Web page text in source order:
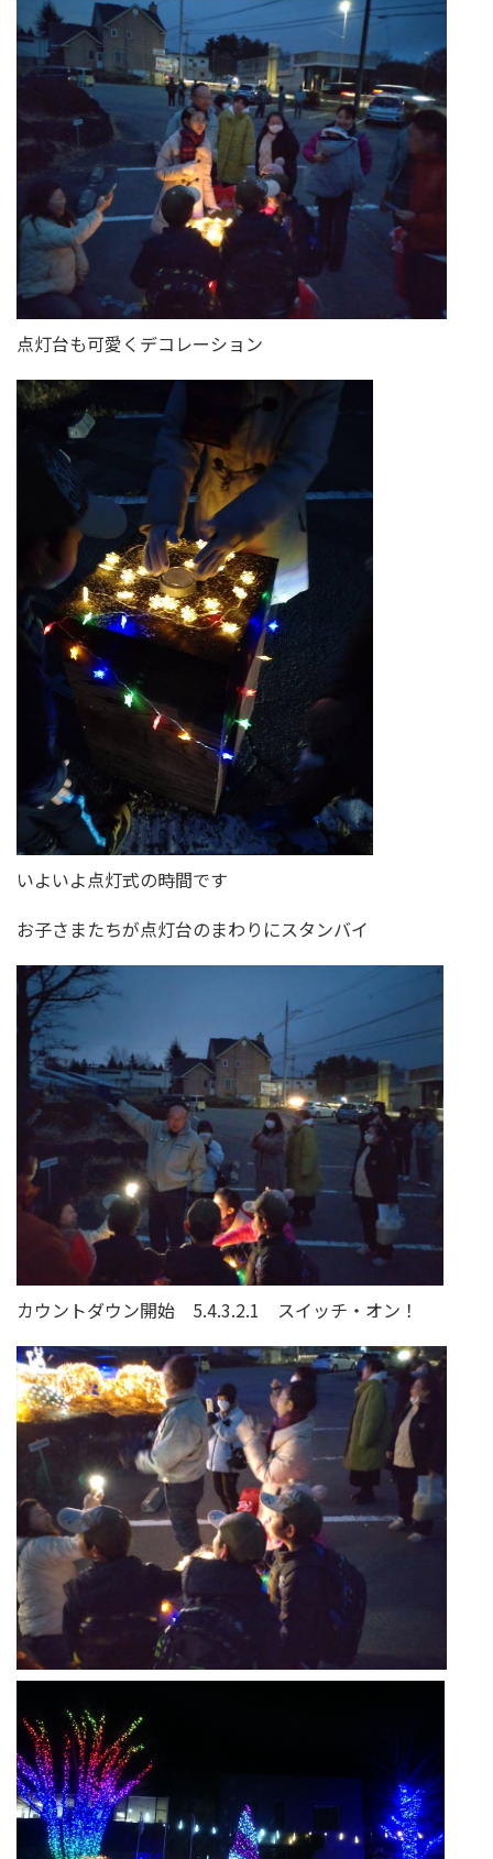
点灯台も可愛くデコレーション
いよいよ点灯式の時間です
お子さまたちが点灯台のまわりにスタンバイ
カウントダウン開始 5.4.3.2.1 スイッチ・オン！